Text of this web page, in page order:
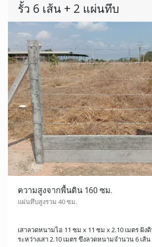
รั้ว 6 เส้น + 2 แผ่นทึบ
ความสูงจากพื้นดิน 160 ซม.
แผ่นทึบสูงรวม 40 ซม.
เสาลวดหนามไอ 11 ซม x 11 ซม x 2.10 เมตร ฝัง
ระหว่างเสา 2.10 เมตร ขึงลวดหนามจำนวน 6 เส้น